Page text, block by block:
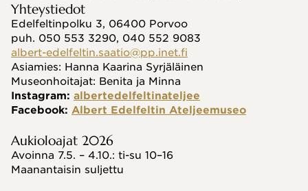
Yhteystiedot
Edelfeltinpolku 3, 06400 Porvoo
puh. 050 553 3290, 040 552 9083
albert-edelfeltin.saatio@pp.inet.fi
Asiamies: Hanna Kaarina Syrjäläinen
Museonhoitajat: Benita ja Minna
Instagram: albertedelfeltinateljee
Facebook: Albert Edelfeltin Ateljeemuseo
Aukioloajat 2026
Avoinna 7.5. – 4.10.: ti-su 10–16
Maanantaisin suljettu